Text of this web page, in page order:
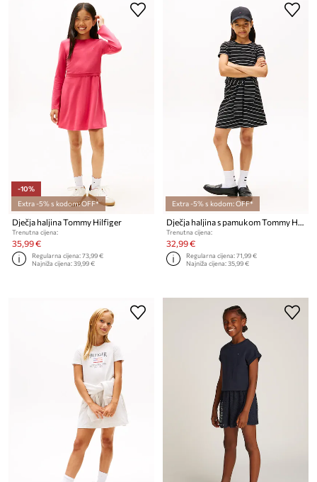
-10%
Extra -5% s kodom: OFF*
Dječja haljina Tommy Hilfiger
Trenutna cijena:
35,99 €
Regularna cijena:73,99 €
Najniža cijena:39,99 €
Extra -5% s kodom: OFF*
Trenutna cijena:
32,99 €
Regularna cijena:71,99 €
Najniža cijena:35,99 €